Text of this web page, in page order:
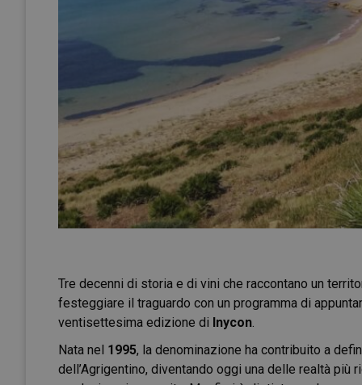
Tre decenni di storia e di vini che raccontano un
festeggiare il traguardo con un programma di
ventisettesima edizione di Inycon.
Nata nel 1995, la denominazione ha contribuito a
dell’Agrigentino, diventando oggi una delle realtà più